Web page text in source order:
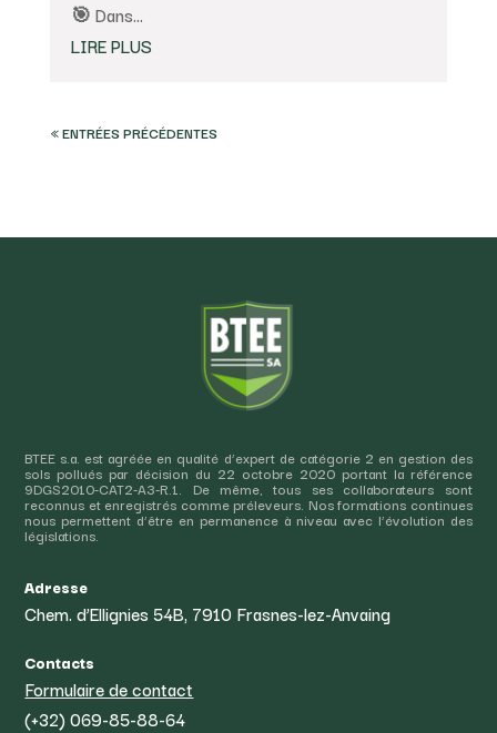
🎯 Dans...
LIRE PLUS
« ENTRÉES PRÉCÉDENTES
BTEE s.a. est agréée en qualité d’expert de catégorie 2 en gestion des
sols pollués par décision du 22 octobre 2020 portant la référence
9DGS2010-CAT2-A3-R.1. De même, tous ses collaborateurs sont
reconnus et enregistrés comme préleveurs. Nos formations continues
nous permettent d’être en permanence à niveau avec l’évolution des
législations.
Adresse
Chem. d’Ellignies 54B, 7910 Frasnes-lez-Anvaing
Contacts
Formulaire de contact
(+32) 069-85-88-64